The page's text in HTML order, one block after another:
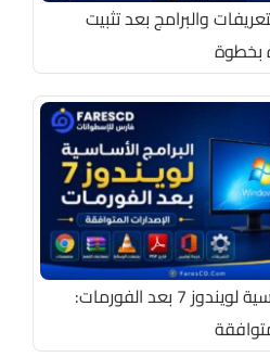
والبرامج بعد تثبيت
البرامج الأساسية لويندوز 7 بعد الفورمات: